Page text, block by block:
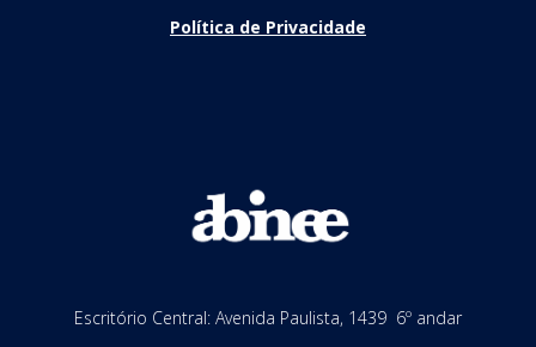
Política de Privacidade
Escritório Central: Avenida Paulista, 1439 6º andar